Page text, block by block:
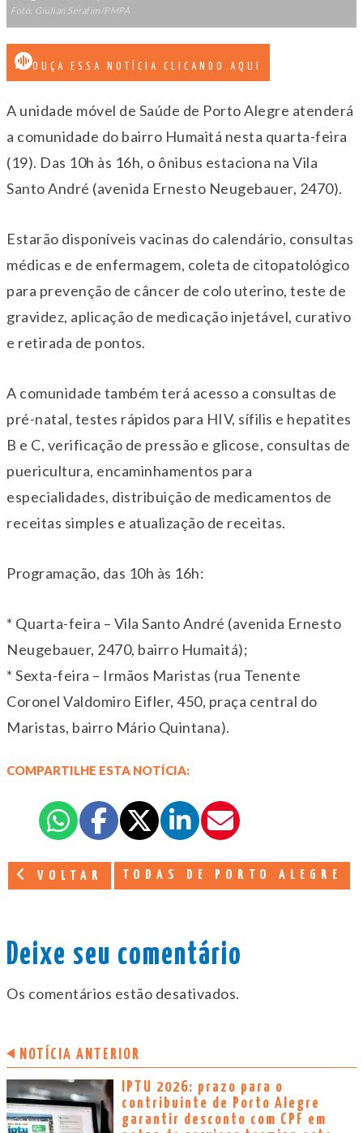
Foto: Giulian Serafim/PMPA
OUÇA ESSA NOTÍCIA CLICANDO AQUI
A unidade móvel de Saúde de Porto Alegre atenderá
a comunidade do bairro Humaitá nesta quarta-feira
(19). Das 10h às 16h, o ônibus estaciona na Vila
Santo André (avenida Ernesto Neugebauer, 2470).
Estarão disponíveis vacinas do calendário, consultas
médicas e de enfermagem, coleta de citopatológico
para prevenção de câncer de colo uterino, teste de
gravidez, aplicação de medicação injetável, curativo
e retirada de pontos.
A comunidade também terá acesso a consultas de
pré-natal, testes rápidos para HIV, sífilis e hepatites
B e C, verificação de pressão e glicose, consultas de
puericultura, encaminhamentos para
especialidades, distribuição de medicamentos de
receitas simples e atualização de receitas.
Programação, das 10h às 16h:
* Quarta-feira – Vila Santo André (avenida Ernesto
Neugebauer, 2470, bairro Humaitá);
* Sexta-feira – Irmãos Maristas (rua Tenente
Coronel Valdomiro Eifler, 450, praça central do
Maristas, bairro Mário Quintana).
COMPARTILHE ESTA NOTÍCIA:
VOLTAR TODAS DE PORTO ALEGRE
Deixe seu comentário
Os comentários estão desativados.
NOTÍCIA ANTERIOR
IPTU 2026: prazo para o
contribuinte de Porto Alegre
garantir desconto com CPF em